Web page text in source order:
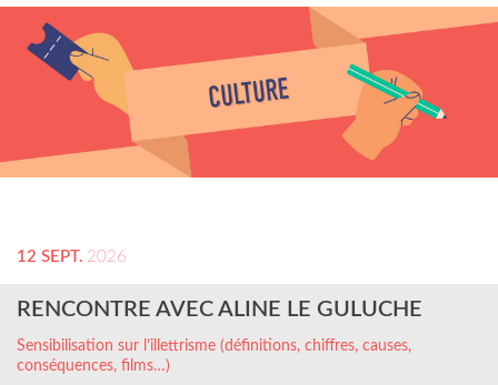
12 SEPT. 2026
RENCONTRE AVEC ALINE LE GULUCHE
Sensibilisation sur l’illettrisme (définitions, chiffres, causes,
conséquences, films…)